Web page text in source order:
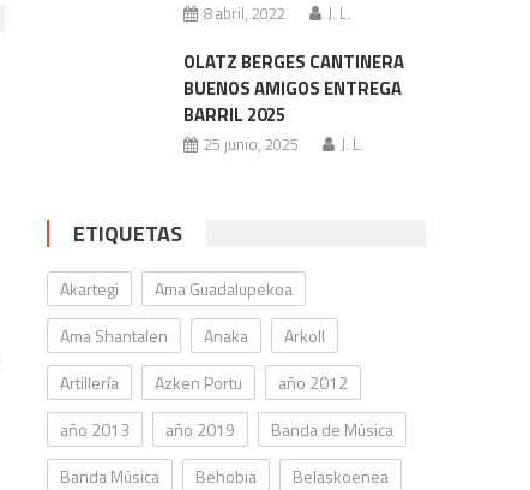
8 abril, 2022 J. L.
OLATZ BERGES CANTINERA
BUENOS AMIGOS ENTREGA
BARRIL 2025
25 junio, 2025 J. L.
ETIQUETAS
Akartegi
Ama Guadalupekoa
Ama Shantalen
Anaka
Arkoll
Artillería
Azken Portu
año 2012
año 2013
año 2019
Banda de Música
Banda Música
Behobia
Belaskoenea